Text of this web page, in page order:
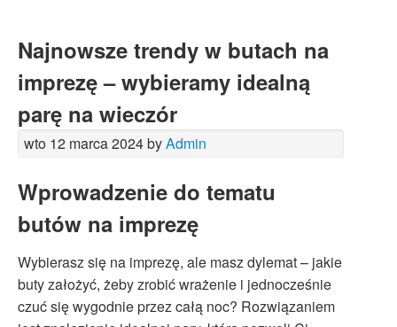
Najnowsze trendy w butach na
imprezę – wybieramy idealną
parę na wieczór
wto 12 marca 2024 byAdmin
Wprowadzenie do tematu
butów na imprezę
Wybierasz się na imprezę, ale masz dylemat – jakie
buty założyć, żeby zrobić wrażenie i jednocześnie
czuć się wygodnie przez całą noc? Rozwiązaniem